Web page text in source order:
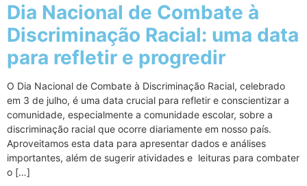
Dia Nacional de Combate à
Discriminação Racial: uma data
para refletir e progredir
O Dia Nacional de Combate à Discriminação Racial, celebrado
em 3 de julho, é uma data crucial para refletir e conscientizar a
comunidade, especialmente a comunidade escolar, sobre a
discriminação racial que ocorre diariamente em nosso país.
Aproveitamos esta data para apresentar dados e análises
importantes, além de sugerir atividades e leituras para combater
o […]